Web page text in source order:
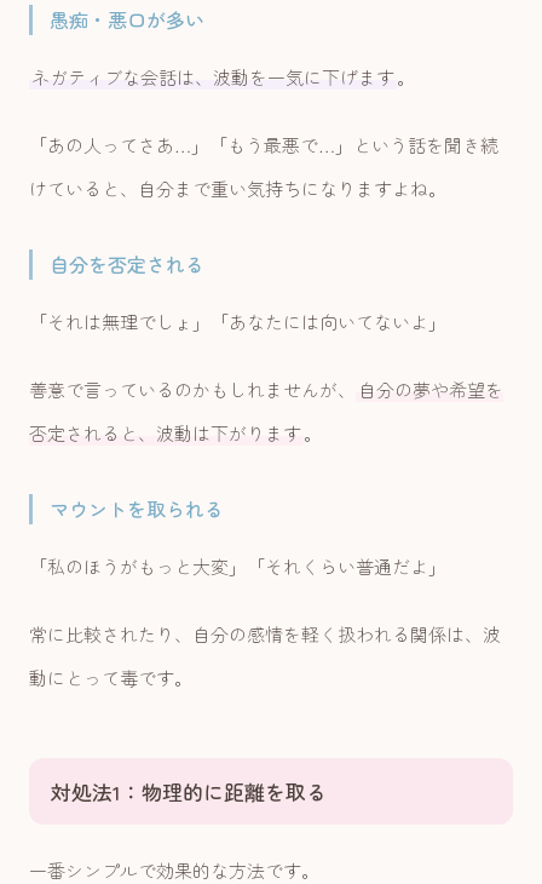
愚痴・悪口が多い
ネガティブな会話は、波動を一気に下げます。
「あの人ってさあ…」「もう最悪で…」という話を聞き続
けていると、自分まで重い気持ちになりますよね。
自分を否定される
「それは無理でしょ」「あなたには向いてないよ」
善意で言っているのかもしれませんが、
自分の夢や希望を
否定されると、波動は下がります。
マウントを取られる
「私のほうがもっと大変」「それくらい普通だよ」
常に比較されたり、自分の感情を軽く扱われる関係は、波
動にとって毒です。
対処法1：物理的に距離を取る
一番シンプルで効果的な方法です。